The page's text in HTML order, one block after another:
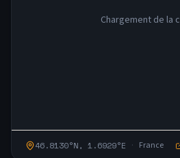
Chargement de la
46.8130°N, 1.6929°E · France